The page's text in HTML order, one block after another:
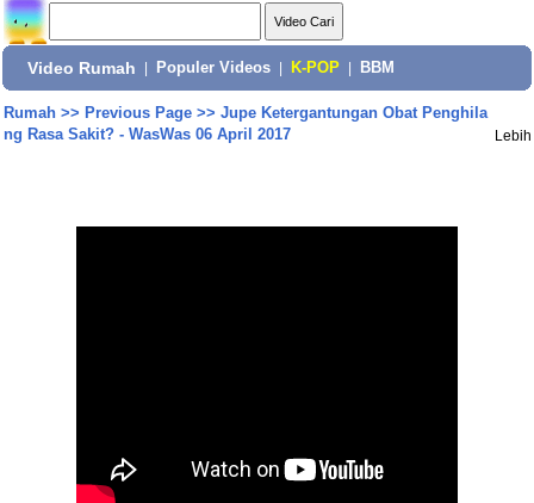
Video Rumah Populer Videos K-POP BBM
Rumah>> Previous Page>> Jupe Ketergantungan Obat Penghila
ng Rasa Sakit? - WasWas 06 April 2017
Lebih